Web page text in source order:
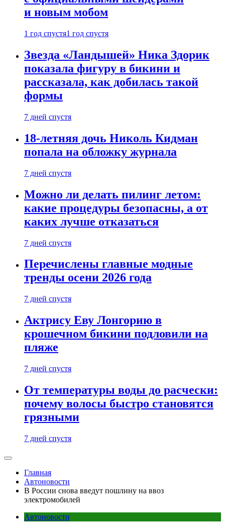
и новым мобом
1 год спустя1 год спустя
Звезда «Ландышей» Ника Здорик
показала фигуру в бикини и
рассказала, как добилась такой
формы
7 дней спустя
18-летняя дочь Николь Кидман
попала на обложку журнала
7 дней спустя
Можно ли делать пилинг летом:
какие процедуры безопасны, а от
каких лучше отказаться
7 дней спустя
Перечислены главные модные
тренды осени 2026 года
7 дней спустя
Актрису Еву Лонгорию в
крошечном бикини подловили на
пляже
7 дней спустя
От температуры воды до расчески:
почему волосы быстро становятся
грязными
7 дней спустя
Главная
Автоновости
В России снова введут пошлину на ввоз
электромобилей
Автоновости